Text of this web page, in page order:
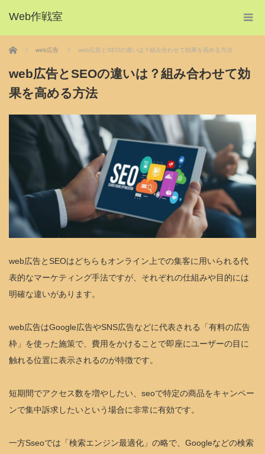
Web作戦室
ホーム web広告 web広告とSEOの違いは？組み合わせて効果を高める方法
web広告とSEOの違いは？組み合わせて効
果を高める方法
web広告とSEOはどちらもオンライン上での集客に用いられる代
表的なマーケティング手法ですが、それぞれの仕組みや目的には
明確な違いがあります。
web広告はGoogle広告やSNS広告などに代表される「有料の広告
枠」を使った施策で、費用をかけることで即座にユーザーの目に
触れる位置に表示されるのが特徴です。
短期間でアクセス数を増やしたい、seoで特定の商品をキャンペー
ンで集中訴求したいという場合に非常に有効です。
一方Sseoでは「検索エンジン最適化」の略で、Googleなどの検索